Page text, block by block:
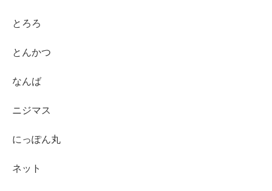
とろろ
とんかつ
なんば
ニジマス
にっぽん丸
ネット